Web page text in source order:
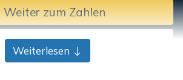
Weiter zum Zahlen
Bank-Überweisung
Weiterlesen